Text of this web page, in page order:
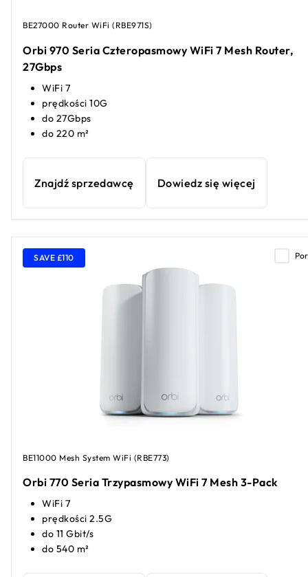
BE27000 Router WiFi (RBE971S)
Orbi 970 Seria Czteropasmowy WiFi 7 Mesh Router,
27Gbps
WiFi 7
prędkości 10G
do 27Gbps
do 220 m²
Znajdź sprzedawcę Dowiedz się więcej
SAVE £110
BE11000 Mesh System WiFi (RBE773)
Orbi 770 Seria Trzypasmowy WiFi 7 Mesh 3-Pack
WiFi 7
prędkości 2.5G
do 11 Gbit/s
do 540 m²